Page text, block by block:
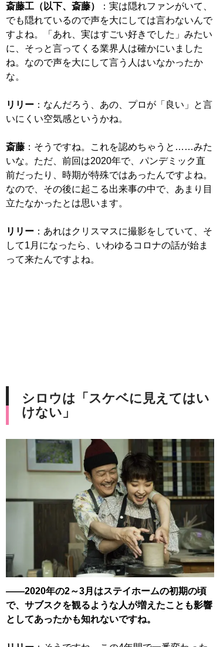
斎藤工（以下、斎藤）
：実は隠れファンがいて、
でも隠れているので声を大にしては言わないんで
すよね。「あれ、実はすごい好きでした」みたい
に、そっと言ってくる業界人は確かにいました
ね。なので声を大にして言う人はいなかったか
な。
リリー ：なんだろう、あの、プロが「良い」と言
いにくい空気感というかね。
斎藤 ：そうですね。これを認めちゃうと……みた
いな。ただ、前回は2020年で、パンデミック直
前だったり、時期が特殊ではあったんですよね。
なので、その後に起こる出来事の中で、あまり目
立たなかったとは思います。
リリー ：あれはクリスマスに撮影をしていて、そ
して1月になったら、いわゆるコロナの話が始ま
って来たんですよね。
シロウは「スケベに見えてはい
けない」
――2020年の2～3月はステイホームの初期の頃
で、サブスクを観るような人が増えたことも影響
としてあったかも知れないですね。